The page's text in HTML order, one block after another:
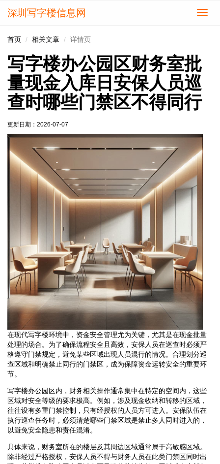
切
深圳写字楼信息网
首页 相关文章 详情页
写字楼办公园区财务室批
量现金入库日安保人员巡
查时哪些门禁区不得同行
更新日期： 2026-07-07
在现代写字楼环境中，资金安全管理尤为关键，尤其是在现金批量
处理的场合。为了确保流程安全且高效，安保人员在巡查时必须严
格遵守门禁规定，避免某些区域出现人员混行的情况。合理划分巡
查区域和明确禁止同行的门禁区，成为保障资金运转安全的重要环
节。
写字楼办公园区内，财务相关操作通常集中在特定的空间内，这些
区域对安全等级的要求极高。例如，涉及现金收纳和转移的区域，
往往设有多重门禁控制，只有经授权的人员方可进入。安保队伍在
执行巡查任务时，必须清楚哪些门禁区域是禁止多人同时进入的，
以避免安全隐患和责任混淆。
具体来说，财务室所在的楼层及其周边区域通常属于高敏感区域。
除非经过严格授权，安保人员不得与财务人员在此类门禁区同时出